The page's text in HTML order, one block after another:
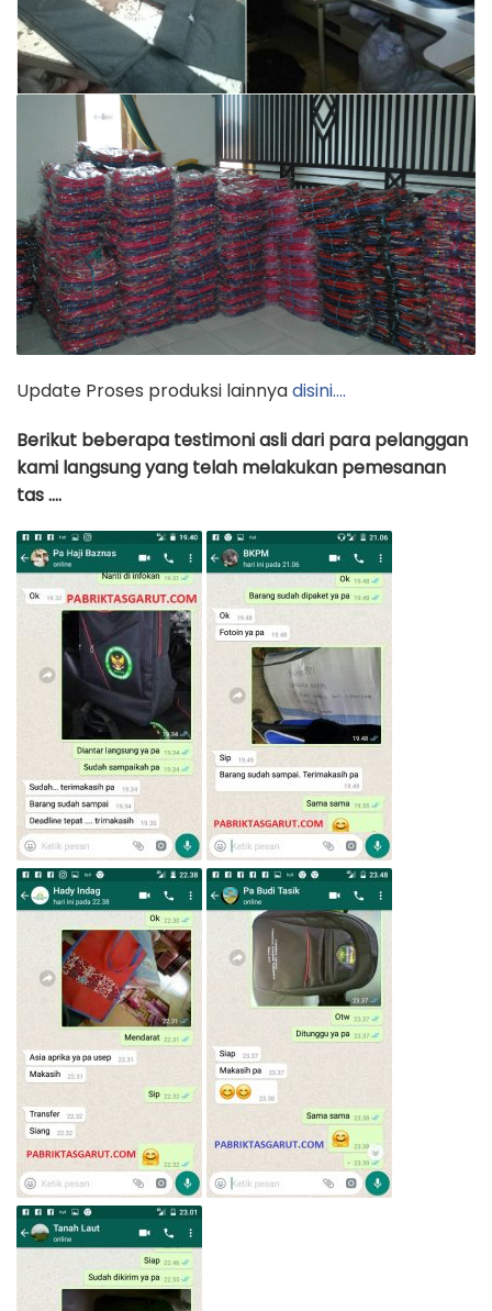
Update Proses produksi lainnyadisini….
Berikut beberapa testimoni asli dari para pelanggan
kami langsung yang telah melakukan pemesanan
tas ….